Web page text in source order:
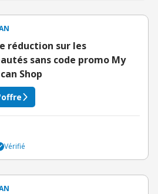
réduction sur les
sans code promo My
Shop
Vérifié